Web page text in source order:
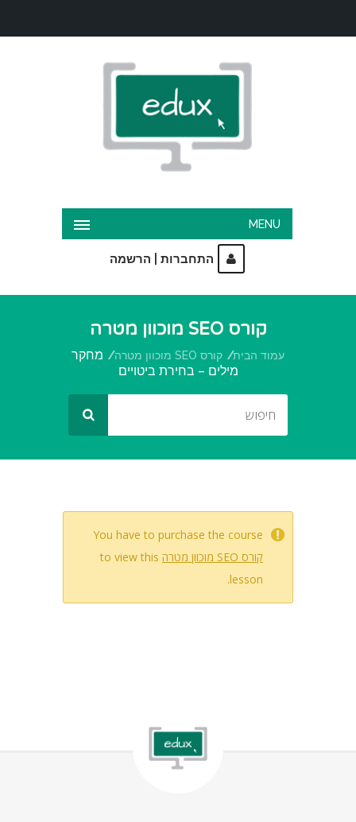
MENU
התחברות הרשמה
קורס SEO מוכוון מטרה
עמוד הבית קורס SEO מוכוון מטרה
מחקר
מילים – בחירת ביטויים
You have to purchase the course
קורס SEO מוכוון מטרה
to view this
lesson.